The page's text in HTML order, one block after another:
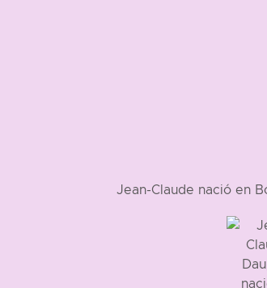
Jean-Claude nació en